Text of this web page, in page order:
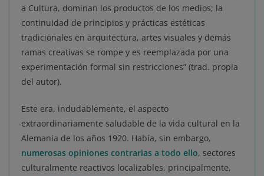
a Cultura, dominan los productos de los medios; la
continuidad de principios y prácticas estéticas
tradicionales en arquitectura, artes visuales y demás
ramas creativas se rompe y es reemplazada por una
experimentación formal sin restricciones” (trad. propia
del autor).
Este era, indudablemente, el aspecto
extraordinariamente saludable de la vida cultural en la
Alemania de los años 1920. Había, sin embargo,
numerosas opiniones contrarias a todo ello, sectores
culturalmente reactivos localizables, principalmente,